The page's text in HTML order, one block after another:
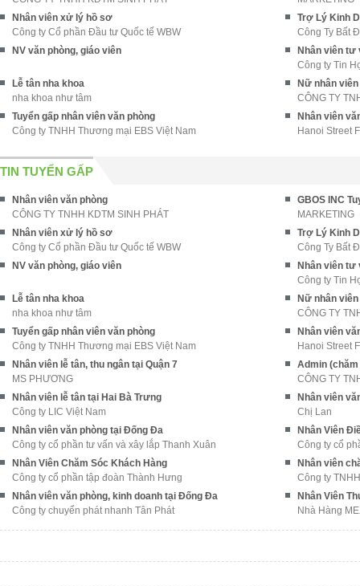
Nhân viên xử lý hồ sơ
Công ty Cổ phần Đầu tư Quốc tế WBW
Trợ Lý Kinh
Công Ty Bất
NV văn phòng, giáo viên
Nhân viên tư
Công ty Tin
Lễ tân nha khoa
nha khoa như tâm
Nữ nhân
CÔNG TY
Tuyển gấp nhân viên văn phòng
Công ty TNHH Thương mại EBS Việt Nam
Nhân viên
Hanoi Street
TIN TUYỂN GẤP
Nhân viên văn phòng
CÔNG TY TNHH KDTM SINH PHÁT
MARKETING
Nhân viên xử lý hồ sơ
Công ty Cổ phần Đầu tư Quốc tế WBW
Trợ Lý Kinh
Công Ty Bất
NV văn phòng, giáo viên
Nhân viên tư
Công ty Tin
Lễ tân nha khoa
nha khoa như tâm
Nữ nhân
CÔNG TY
Tuyển gấp nhân viên văn phòng
Công ty TNHH Thương mại EBS Việt Nam
Nhân viên
Hanoi Street
Nhân viên lễ tân, thu ngân tại Quận 7
MS PHƯƠNG
Admin
CÔNG TY
Nhân viên lễ tân tại Hai Bà Trưng
Công ty LIC Việt Nam
Nhân viên
Chị Lan
Nhân viên văn phòng tại Đống Đa
Công ty cổ phần tư vấn và xây lắp Thanh Xuân
Nhân Viên
Công ty cổ
Nhân Viên Chăm Sóc Khách Hàng
Công ty cổ phần tập đoàn Thành Hưng
Nhân viên
Công ty
Nhân viên văn phòng, kinh doanh tại Đống Đa
Công ty chuyển phát nhanh Tân Phát
Nhân Viên
Nhà Hàng